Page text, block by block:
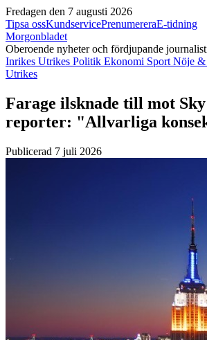
Fredagen den 7 augusti 2026
Tipsa ossKundservicePrenumereraE-tidning
Morgonbladet
Oberoende nyheter och fördjupande
Inrikes Utrikes Politik Ekonomi Sport Nöje
Utrikes
Farage ilsknade till mot Sky
reporter: "Allvarliga
Publicerad 7 juli 2026